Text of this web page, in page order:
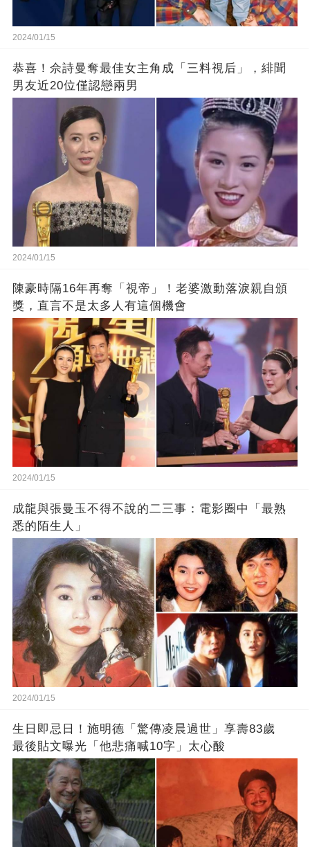
2024/01/15
恭喜！佘詩曼奪最佳女主角成「三料視后」，緋聞
男友近20位僅認戀兩男
2024/01/15
陳豪時隔16年再奪「視帝」！老婆激動落淚親自頒
獎，直言不是太多人有這個機會
2024/01/15
成龍與張曼玉不得不說的二三事：電影圈中「最熟
悉的陌生人」
2024/01/15
生日即忌日！施明德「驚傳凌晨過世」享壽83歲
最後貼文曝光「他悲痛喊10字」太心酸